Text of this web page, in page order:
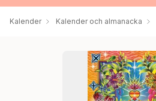
Kalender Kalender och almanacka